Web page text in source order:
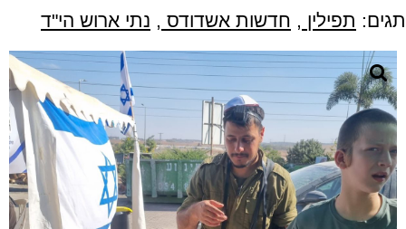
תגים: תפילין , חדשות אשדודס , נתי ארוש הי"ד